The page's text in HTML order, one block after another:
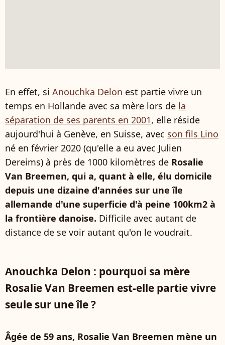
En effet, si Anouchka Delon est partie vivre un
temps en Hollande avec sa mère lors de la
séparation de ses parents en 2001, elle réside
aujourd'hui à Genève, en Suisse, avec son fils Lino
né en février 2020 (qu'elle a eu avec Julien
Dereims) à près de 1000 kilomètres de Rosalie
Van Breemen, qui a, quant à elle, élu domicile
depuis une dizaine d'années sur une île
allemande d'une superficie d'à peine 100km2 à
la frontière danoise. Difficile avec autant de
distance de se voir autant qu'on le voudrait.
Anouchka Delon : pourquoi sa mère
Rosalie Van Breemen est-elle partie vivre
seule sur une île ?
Âgée de 59 ans, Rosalie Van Breemen mène un